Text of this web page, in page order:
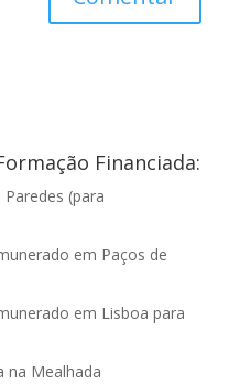
Financiada:
(para
em Paços de
em Lisboa para
na Mealhada